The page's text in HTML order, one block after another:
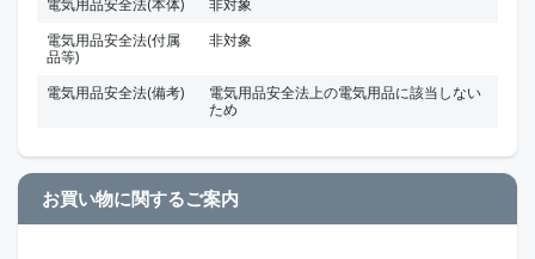
電気用品安全法(付属
品等)
非対象
電気用品安全法(備考)
電気用品安全法上の電気用品に該当しない
ため
お買い物に関するご案内